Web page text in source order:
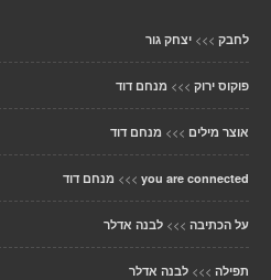
לחבק >>> יצחק גור
פוקוס ירוק >>> מנחם דוד
אוצר מילים >>> מנחם דוד
you are connected
>>> מנחם דוד
על הכתיבה >>> לבנה אדלר
תפילה >>> לבנה אדלר